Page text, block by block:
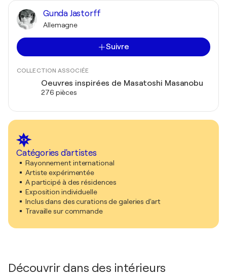
Gunda Jastorff
Allemagne
Suivre
COLLECTION ASSOCIÉE
Oeuvres inspirées de Masatoshi Masanobu
276 pièces
Catégories d'artistes
Rayonnement international
Artiste expérimentée
A participé à des résidences
Exposition individuelle
Inclus dans des curations de galeries d'art
Travaille sur commande
Découvrir dans des intérieurs